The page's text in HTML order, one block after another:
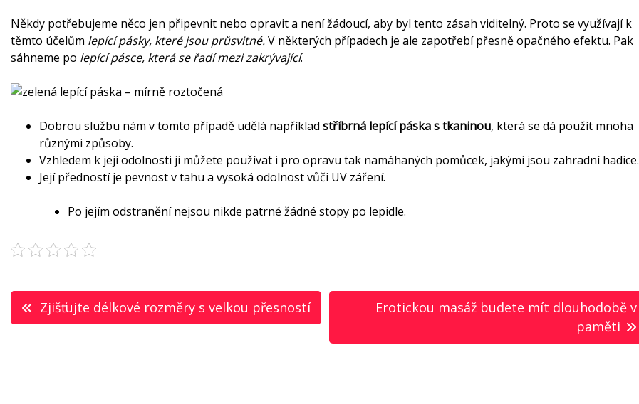
Někdy potřebujeme něco jen připevnit nebo opravit a není žádoucí, aby byl tento zásah viditelný. Proto se využívají k
těmto účelům lepící pásky, které jsou průsvitné.V některých případech je ale zapotřebí přesně opačného efektu. Pak
sáhneme po lepící pásce, která se řadí mezi zakrývající.
Dobrou službu nám v tomto případě udělá například stříbrná lepící páska s tkaninou, která se dá použít mnoha
různými způsoby.
Vzhledem k její odolnosti ji můžete používat i pro opravu tak namáhaných pomůcek, jakými jsou zahradní hadice.
Její předností je pevnost v tahu a vysoká odolnost vůči UV záření.
Po jejím odstranění nejsou nikde patrné žádné stopy po lepidle.
Navigace
Zjišťujte délkové rozměry s velkou přesností
Erotickou masáž budete mít dlouhodobě v
paměti